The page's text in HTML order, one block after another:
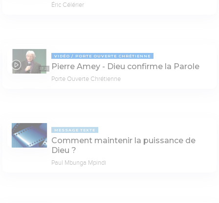
Éric Célérier
37:23
VIDÉO PORTE OUVERTE CHRÉTIENNE
Pierre Amey - Dieu confirme la Parole
Porte Ouverte Chrétienne
MESSAGE TEXTE
Comment maintenir la puissance de
Dieu ?
Paul Mbunga Mpindi